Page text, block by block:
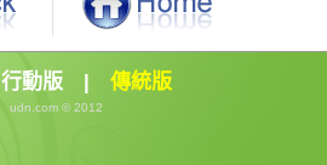
行動版 | 傳統版
udn.com © 2012